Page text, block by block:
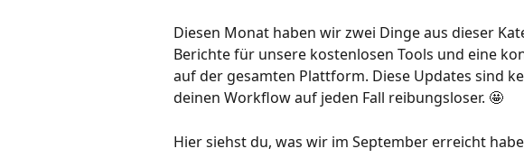
Diesen Monat haben wir zwei Dinge aus dieser
Berichte für unsere kostenlosen Tools und eine
auf der gesamten Plattform. Diese Updates sind
deinen Workflow auf jeden Fall reibungsloser. 🤩
Hier siehst du, was wir im September erreicht